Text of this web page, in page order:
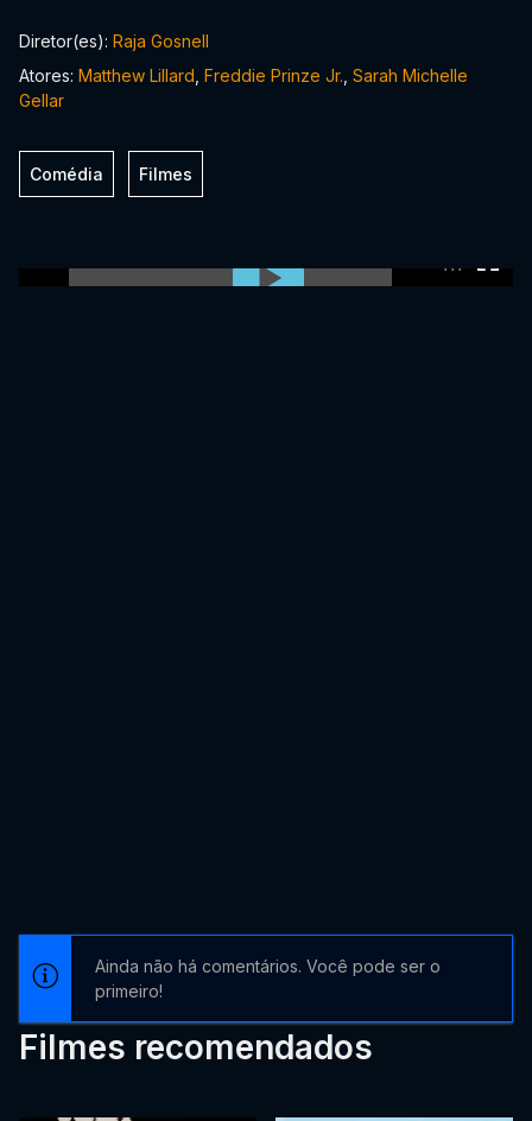
Diretor(es): Raja Gosnell
Atores: Matthew Lillard Freddie Prinze Jr. Sarah Michelle
Gellar
Comédia Filmes
Ainda não há comentários. Você pode ser o
primeiro!
Filmes recomendados